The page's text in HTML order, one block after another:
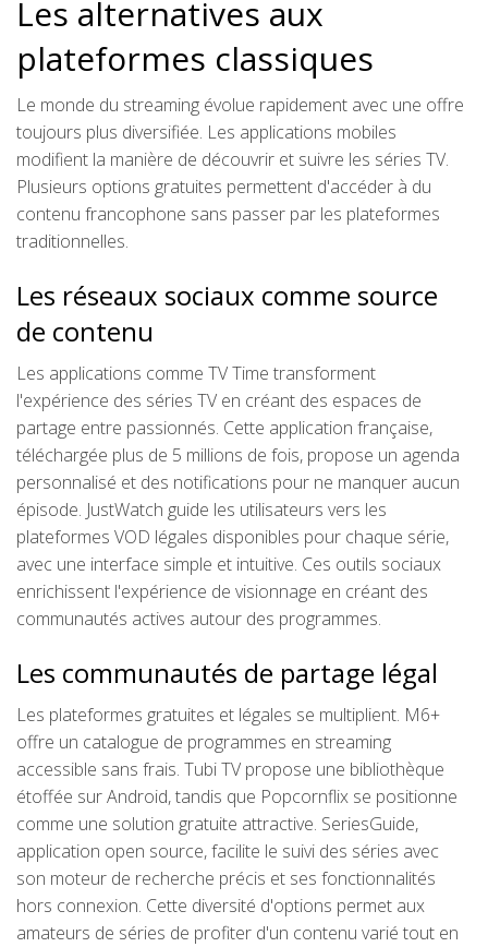
Les alternatives aux
plateformes classiques
Le monde du streaming évolue rapidement avec une offre
toujours plus diversifiée. Les applications mobiles
modifient la manière de découvrir et suivre les séries TV.
Plusieurs options gratuites permettent d'accéder à du
contenu francophone sans passer par les plateformes
traditionnelles.
Les réseaux sociaux comme source
de contenu
Les applications comme TV Time transforment
l'expérience des séries TV en créant des espaces de
partage entre passionnés. Cette application française,
téléchargée plus de 5 millions de fois, propose un agenda
personnalisé et des notifications pour ne manquer aucun
épisode. JustWatch guide les utilisateurs vers les
plateformes VOD légales disponibles pour chaque série,
avec une interface simple et intuitive. Ces outils sociaux
enrichissent l'expérience de visionnage en créant des
communautés actives autour des programmes.
Les communautés de partage légal
Les plateformes gratuites et légales se multiplient. M6+
offre un catalogue de programmes en streaming
accessible sans frais. Tubi TV propose une bibliothèque
étoffée sur Android, tandis que Popcornflix se positionne
comme une solution gratuite attractive. SeriesGuide,
application open source, facilite le suivi des séries avec
son moteur de recherche précis et ses fonctionnalités
hors connexion. Cette diversité d'options permet aux
amateurs de séries de profiter d'un contenu varié tout en